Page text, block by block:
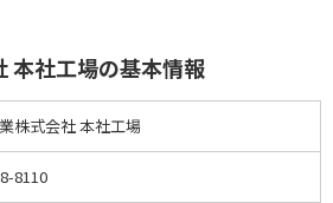
本社工場の基本情報
株式会社 本社工場
8110